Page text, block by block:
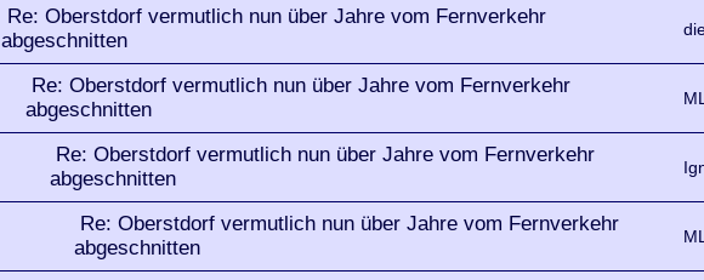
Re: Oberstdorf vermutlich nun über Jahre vom Fernverkehr
abgeschnitten
Re: Oberstdorf vermutlich nun über Jahre vom Fernverkehr
abgeschnitten
Re: Oberstdorf vermutlich nun über Jahre vom Fernverkehr
abgeschnitten
Re: Oberstdorf vermutlich nun über Jahre vom Fernverkehr
abgeschnitten